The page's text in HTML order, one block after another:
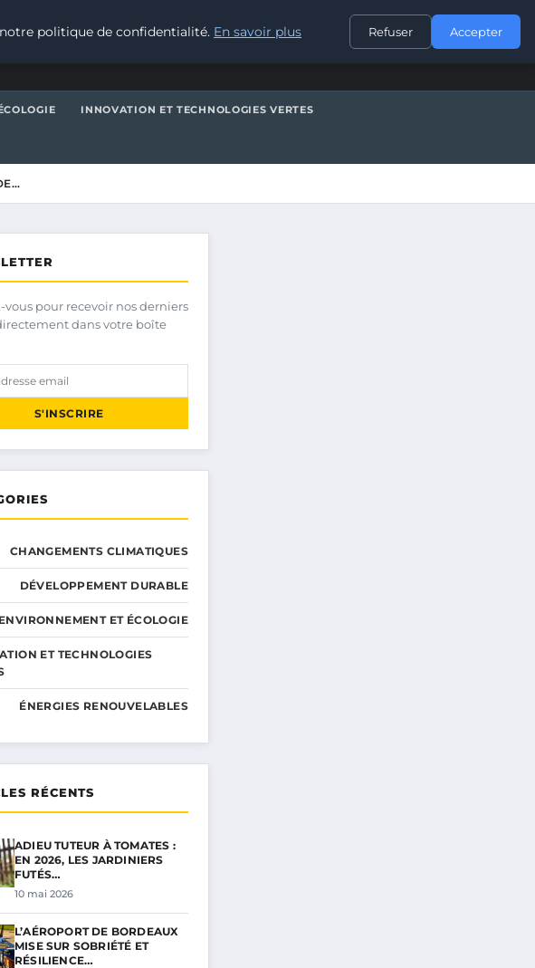
CONTACT
INNOVATION ET TECHNOLOGIES VERTES
vous pour recevoir nos derniers
dans votre boîte
S'INSCRIRE
CHANGEMENTS CLIMATIQUES
DÉVELOPPEMENT DURABLE
ENVIRONNEMENT ET ÉCOLOGIE
ET TECHNOLOGIES
ÉNERGIES RENOUVELABLES
RÉCENTS
ADIEU TUTEUR À TOMATES :
EN 2026, LES JARDINIERS
FUTÉS…
10 mai 2026
L’AÉROPORT DE BORDEAUX
MISE SUR SOBRIÉTÉ ET
RÉSILIENCE…
politique de confidentialité. En savoir plus Refuser Accepter